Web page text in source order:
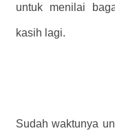
untuk menilai
kasih lagi.
Sudah waktunya